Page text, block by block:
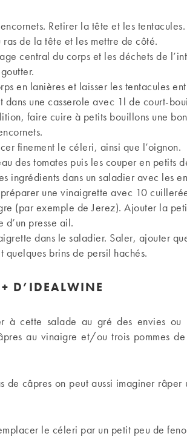
Retirer la tête et les
ras de la tête et les mettre de côté.
central du corps et les déchets de
en lanières et laisser les tentacules
dans une casserole avec 1l de court-
faire cuire à petits bouillons une
finement le céleri, ainsi que l’oignon.
des tomates puis les couper en petits
ingrédients dans un saladier avec les
une vinaigrette avec 10
(par exemple de Jerez). Ajouter la
d’un presse ail.
dans le saladier. Saler, ajouter
quelques brins de persil hachés.
+ D’IDEALWINE
à cette salade au gré des envies ou
au vinaigre et/ou trois pommes
de câpres on peut aussi imaginer
le céleri par un petit peu de